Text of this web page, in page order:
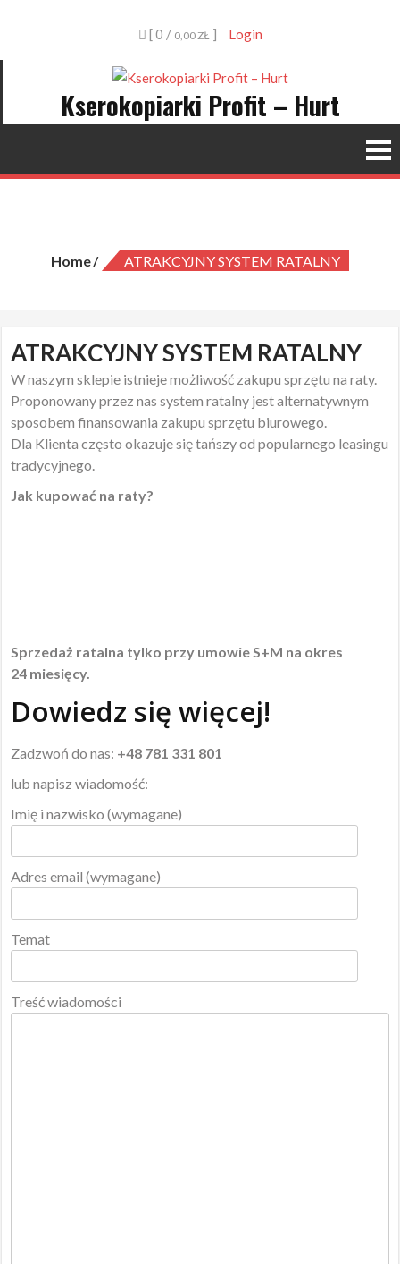
content
[ 0 / 0,00 ZŁ ] Login
Kserokopiarki Profit – Hurt
Home ATRAKCYJNY SYSTEM RATALNY
ATRAKCYJNY SYSTEM RATALNY
W naszym sklepie istnieje możliwość zakupu sprzętu na raty.
Proponowany przez nas system ratalny jest alternatywnym
sposobem finansowania zakupu sprzętu biurowego.
Dla Klienta często okazuje się tańszy od popularnego leasingu
tradycyjnego.
Jak kupować na raty?
Sprzedaż ratalna tylko przy umowie S+M na okres
24 miesięcy.
Dowiedz się więcej!
Zadzwoń do nas: +48 781 331 801
lub napisz wiadomość:
Imię i nazwisko (wymagane)
Adres email (wymagane)
Temat
Treść wiadomości